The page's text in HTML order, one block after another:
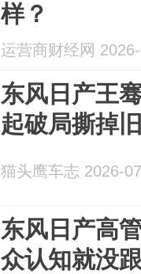
样？
运营商财经网
东风日产王
起破局撕掉
猫头鹰车志 2026-
东风日产高
众认知就没